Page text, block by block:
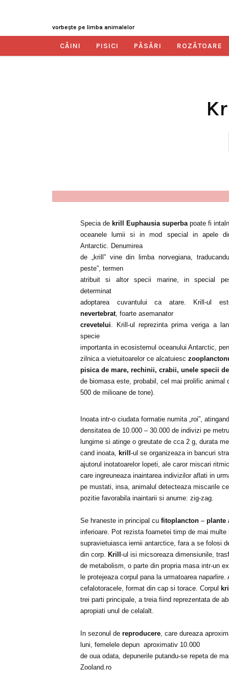
vorbeşte pe limba animalelor
CÂINI PISICI PĂSĂRI ROZĂTOARE
Specia de krill Euphausia superba poate fi
oceanele lumii si in mod special in apele
Antarctic. Denumirea
de „krill” vine din limba norvegiana,
peste”, termen
atribuit si altor specii marine, in special
determinat
adoptarea cuvantului ca atare. Krill-ul
nevertebrat, foarte asemanator
crevetelui. Krill-ul reprezinta prima veriga a
specie
importanta in ecosistemul oceanului Antarctic,
zilnica a vietuitoarelor ce alcatuiesc
pisica de mare, rechinii, crabii, unele specii
de biomasa este, probabil, cel mai prolific animal
500 de milioane de tone).
Inoata intr-o ciudata formatie numita „roi”,
densitatea de 10.000 – 30.000 de indivizi pe
lungime si atinge o greutate de cca 2 g, durata
cand inoata, krill -ul se organizeaza in bancuri
ajutorul inotatoarelor lopeti, ale caror miscari
care ingreuneaza inaintarea indivizilor aflati in
pe mustati, insa, animalul detecteaza miscarile
pozitie favorabila inaintarii si anume: zig-zag.
Se hraneste in principal cu fitoplancton – plante
inferioare. Pot rezista foametei timp de mai
supravietuiasca iernii antarctice, fara a se folosi
din corp. Krill -ul isi micsoreaza dimensiunile,
de metabolism, o parte din propria masa intr-un
le protejeaza corpul pana la urmatoarea
cefalotoracele, format din cap si torace. Corpul
trei parti principale, a treia fiind reprezentata de
apropiati unul de celalalt.
In sezonul de reproducere, care dureaza
luni, femelele depun aproximativ 10.000
de oua odata, depunerile putandu-se repeta de
Zooland.ro